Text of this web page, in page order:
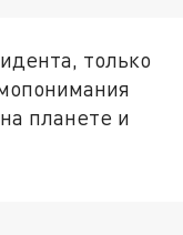
только
планете и